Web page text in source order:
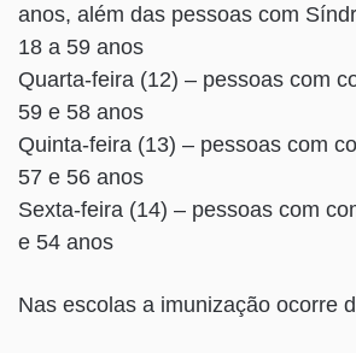
anos, além das pessoas com
18 a 59 anos
Quarta-feira (12) – pessoas com
59 e 58 anos
Quinta-feira (13) – pessoas com
57 e 56 anos
Sexta-feira (14) – pessoas com
e 54 anos
Nas escolas a imunização ocorre